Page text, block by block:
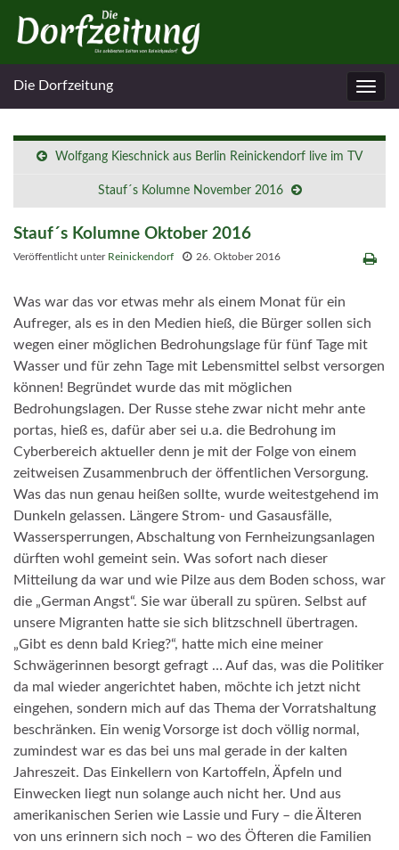
Die Dorfzeitung
Wolfgang Kieschnick aus Berlin Reinickendorf live im TV
Stauf´s Kolumne November 2016
Stauf´s Kolumne Oktober 2016
Veröffentlicht unter Reinickendorf 26. Oktober 2016
Was war das vor etwas mehr als einem Monat für ein
Aufreger, als es in den Medien hieß, die Bürger sollen sich
wegen einer möglichen Bedrohungslage für fünf Tage mit
Wasser und für zehn Tage mit Lebensmittel selbst versorgen
können! Begründet wurde das mit möglichen
Bedrohungslagen. Der Russe stehe zwar nicht mehr ante
portas, hieß es, dafür aber sei u.a. die Bedrohung im
Cyberbereich aktueller denn je mit der Folge von einem
zeitweisen Zusammenbruch der öffentlichen Versorgung.
Was das nun genau heißen sollte, wurde weitestgehend im
Dunkeln gelassen. Längere Strom- und Gasausfälle,
Wassersperrungen, Abschaltung von Fernheizungsanlagen
dürften wohl gemeint sein. Was sofort nach dieser
Mitteilung da war und wie Pilze aus dem Boden schoss, war
die „German Angst“. Sie war überall zu spüren. Selbst auf
unsere Migranten hatte sie sich blitzschnell übertragen.
„Gibt es denn bald Krieg?“, hatte mich eine meiner
Schwägerinnen besorgt gefragt … Auf das, was die Politiker
da mal wieder angerichtet haben, möchte ich jetzt nicht
eingehen, sondern mich auf das Thema der Vorratshaltung
beschränken. Ein wenig Vorsorge ist doch völlig normal,
zumindest war es das bei uns mal gerade in der kalten
Jahreszeit. Das Einkellern von Kartoffeln, Äpfeln und
Einwecken liegt nun solange auch nicht her. Und aus
amerikanischen Serien wie Lassie und Fury – die Älteren
von uns erinnern sich noch – wo des Öfteren die Familien